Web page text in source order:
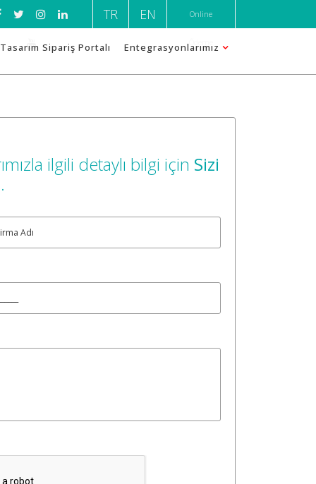
TR EN Online
Tasarım Sipariş Portalı Entegrasyonlarımız
ilgili detaylı bilgi için Sizi
.